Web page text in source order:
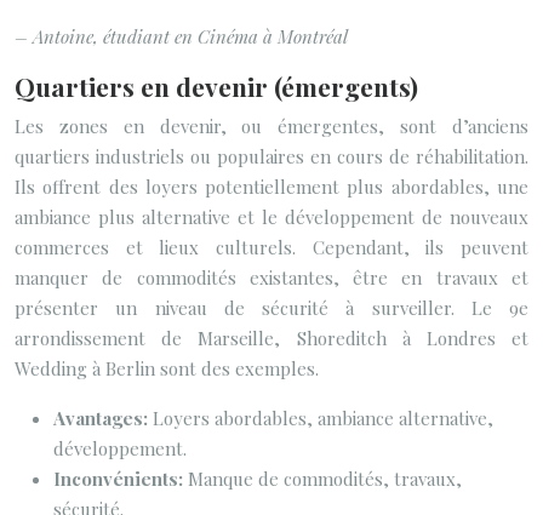
– Antoine, étudiant en Cinéma à Montréal
Quartiers en devenir (émergents)
Les zones en devenir, ou émergentes, sont d’anciens
quartiers industriels ou populaires en cours de réhabilitation.
Ils offrent des loyers potentiellement plus abordables, une
ambiance plus alternative et le développement de nouveaux
commerces et lieux culturels. Cependant, ils peuvent
manquer de commodités existantes, être en travaux et
présenter un niveau de sécurité à surveiller. Le 9e
arrondissement de Marseille, Shoreditch à Londres et
Wedding à Berlin sont des exemples.
Avantages: Loyers abordables, ambiance alternative,
développement.
Inconvénients: Manque de commodités, travaux,
sécurité.